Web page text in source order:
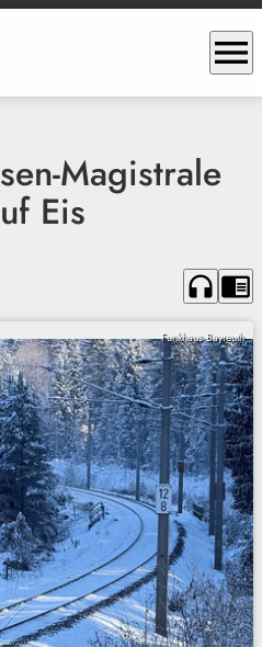
menu
Magistrale
Eis
headphones chrome_reader_mode
Funkhaus Bayreuth